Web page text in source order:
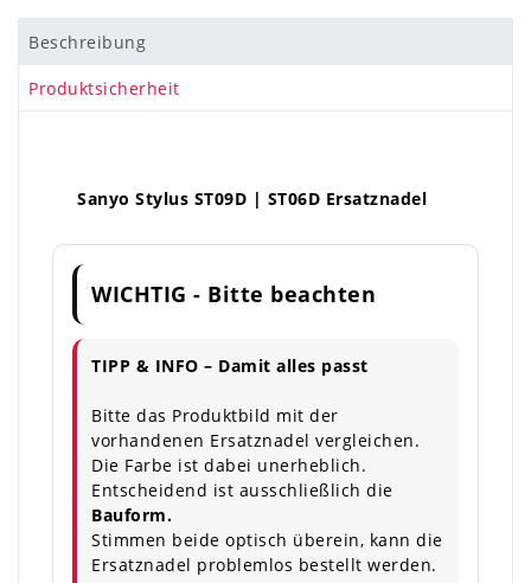
Beschreibung
Produktsicherheit
Sanyo Stylus ST09D | ST06D Ersatznadel
WICHTIG - Bitte beachten
TIPP & INFO – Damit alles passt
Bitte das Produktbild mit der
vorhandenen Ersatznadel vergleichen.
Die Farbe ist dabei unerheblich.
Entscheidend ist ausschließlich die
Bauform.
Stimmen beide optisch überein, kann die
Ersatznadel problemlos bestellt werden.